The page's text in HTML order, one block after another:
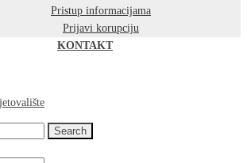
Pristup informacijama
Prijavi korupciju
KONTAKT